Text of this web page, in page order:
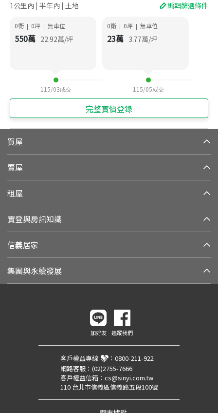
1公里內 | 半年內 | 土地 編輯篩選條件
0衛 | 0坪 | 無車位
550萬 22.92萬/坪
115/03成交
0衛 | 0坪 | 無車位
23萬 3.77萬/坪
115/05成交
完整實價登錄
買屋
賣屋
租屋
實登與房訊知識
信義居家
集團與永續發展
加好友 追蹤我們
客戶權益專線 ： 0800-211-922
網路客服： (02)2755-7666
客戶權益信箱： cs@sinyi.com.tw
110 台北市信義區信義路五段100號